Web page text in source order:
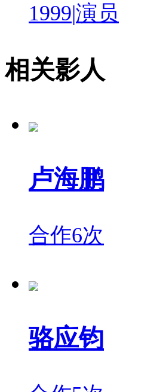
1999|演员
相关影人
卢海鹏
合作6次
骆应钧